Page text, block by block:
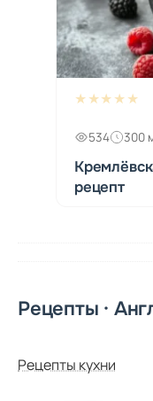
★★★★★
534 300
рецепт
Рецепты ·
Рецепты кухни